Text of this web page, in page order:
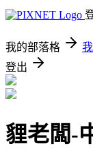
我的部落格
登出
貍老闆-